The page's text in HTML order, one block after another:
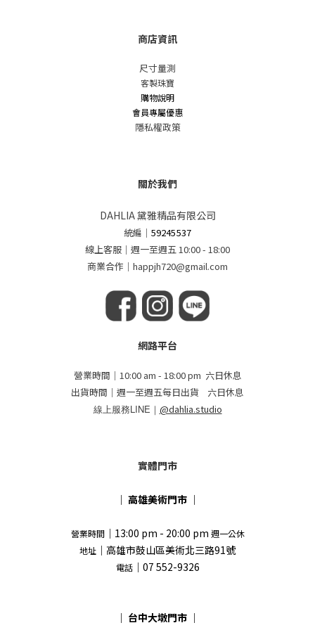
商店資訊
尺寸量測
客製珠寶
購物說明
會員專屬優惠
隱私權政策
關於我們
DAHLIA 黛雅精品有限公司
統編 ｜59245537
線上客服｜週一至週五 10:00 - 18:00
商業合作｜happjh720@gmail.com
網路平台
營業時間｜10:00 am - 18:00 pm 六日休息
出貨時間｜週一至週五每日出貨 六日休息
線上服務LINE｜ @dahlia.studio
實體門市
｜ 高雄美術門市 ｜
營業時間｜13:00 pm - 20:00 pm 週一公休
地址 ｜高雄市鼓山區美術北三路91號
電話｜07 552-9326
｜ 台中大墩門市 ｜